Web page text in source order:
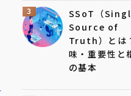
3
SSoT（
Source of
Truth）とは
味・重要性と
の基本